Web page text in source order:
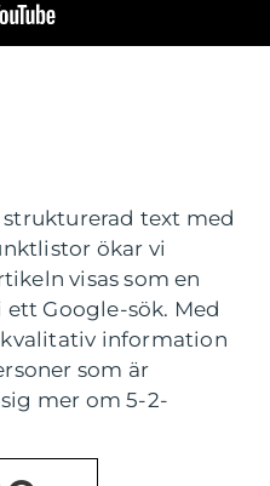
text med
ökar vi
visas som en
Google-sök. Med
information
som är
mer om 5-2-